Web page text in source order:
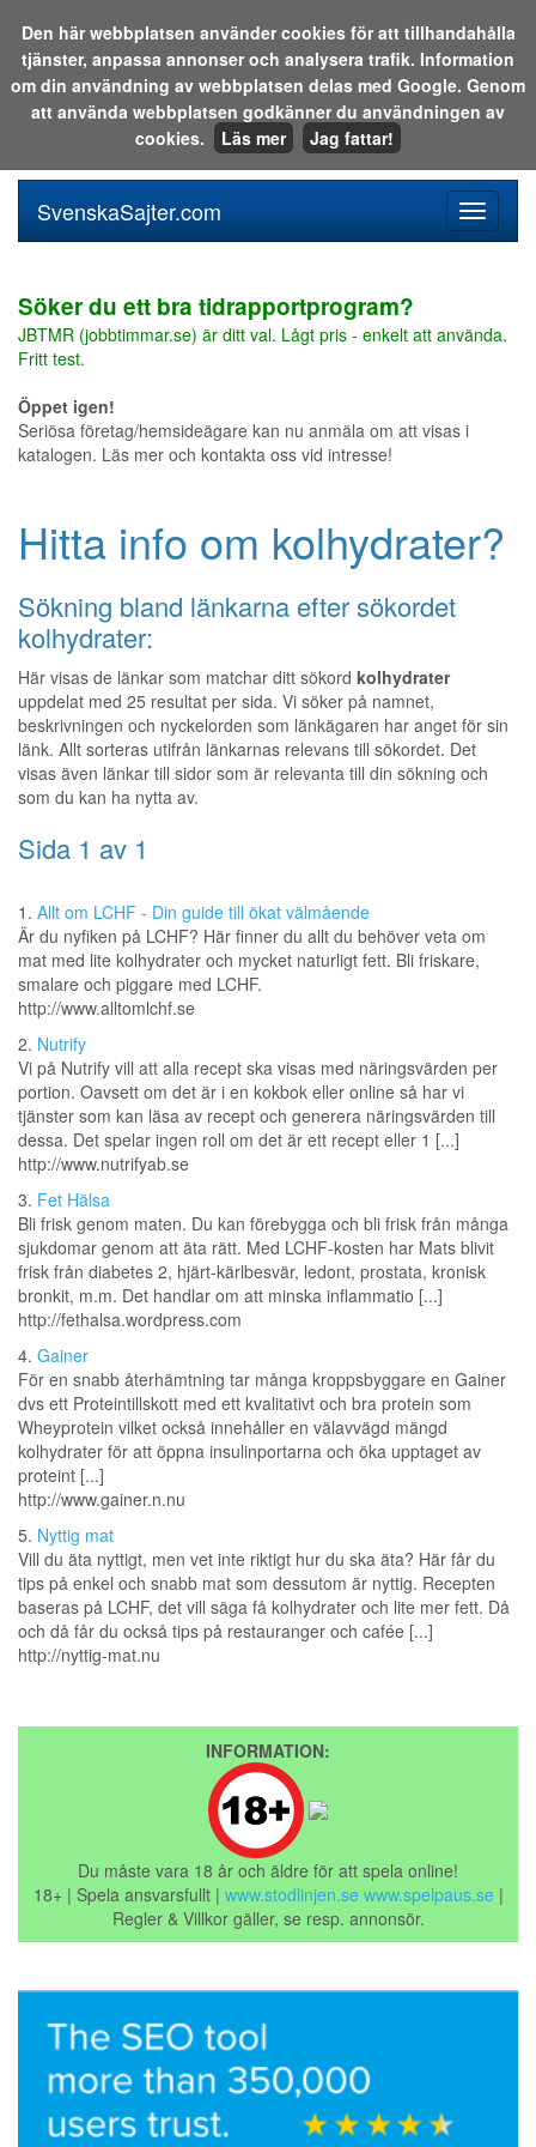
Sök i katalogen eller på webben:
meny
SvenskaSajter.com
Söker du ett bra tidrapportprogram?
JBTMR (jobbtimmar.se) är ditt val. Lågt pris - enkelt att använda.
Fritt test.
Öppet igen!
Seriösa företag/hemsideägare kan nu anmäla om att visas i
katalogen. Läs mer och kontakta oss vid intresse!
Hitta info om kolhydrater?
Sökning bland länkarna efter sökordet
kolhydrater:
Här visas de länkar som matchar ditt sökord kolhydrater
uppdelat med 25 resultat per sida. Vi söker på namnet,
beskrivningen och nyckelorden som länkägaren har anget för sin
länk. Allt sorteras utifrån länkarnas relevans till sökordet. Det
visas även länkar till sidor som är relevanta till din sökning och
som du kan ha nytta av.
Sida 1 av 1
1. Allt om LCHF - Din guide till ökat välmående
Är du nyfiken på LCHF? Här finner du allt du behöver veta om
mat med lite kolhydrater och mycket naturligt fett. Bli friskare,
smalare och piggare med LCHF.
http://www.alltomlchf.se
2. Nutrify
Vi på Nutrify vill att alla recept ska visas med näringsvärden per
portion. Oavsett om det är i en kokbok eller online så har vi
tjänster som kan läsa av recept och generera näringsvärden till
dessa. Det spelar ingen roll om det är ett recept eller 1 [...]
http://www.nutrifyab.se
3. Fet Hälsa
Bli frisk genom maten. Du kan förebygga och bli frisk från många
sjukdomar genom att äta rätt. Med LCHF-kosten har Mats blivit
frisk från diabetes 2, hjärt-kärlbesvär, ledont, prostata, kronisk
bronkit, m.m. Det handlar om att minska inflammatio [...]
http://fethalsa.wordpress.com
4. Gainer
För en snabb återhämtning tar många kroppsbyggare en Gainer
dvs ett Proteintillskott med ett kvalitativt och bra protein som
Wheyprotein vilket också innehåller en välavvägd mängd
kolhydrater för att öppna insulinportarna och öka upptaget av
proteint [...]
http://www.gainer.n.nu
5. Nyttig mat
Vill du äta nyttigt, men vet inte riktigt hur du ska äta? Här får du
tips på enkel och snabb mat som dessutom är nyttig. Recepten
baseras på LCHF, det vill säga få kolhydrater och lite mer fett. Då
och då får du också tips på restauranger och cafée [...]
http://nyttig-mat.nu
INFORMATION:
Du måste vara 18 år och äldre för att spela online!
18+ | Spela ansvarsfullt | www.stodlinjen.se www.spelpaus.se |
Regler & Villkor gäller, se resp. annonsör.
Den här webbplatsen använder cookies för att tillhandahålla
tjänster, anpassa annonser och analysera trafik. Information
om din användning av webbplatsen delas med Google. Genom
att använda webbplatsen godkänner du användningen av
cookies.
Läs mer Jag fattar!